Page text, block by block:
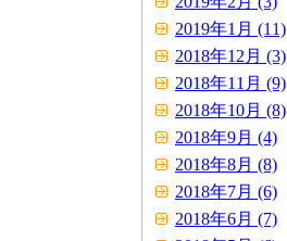
2019年1月 (11)
2018年12月 (3)
2018年11月 (9)
2018年10月 (8)
2018年9月 (4)
2018年8月 (8)
2018年7月 (6)
2018年6月 (7)